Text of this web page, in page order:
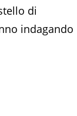
di
indagando